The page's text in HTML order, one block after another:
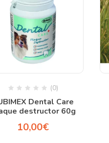
(0)
Dental Care
destructor 60g
10,00€